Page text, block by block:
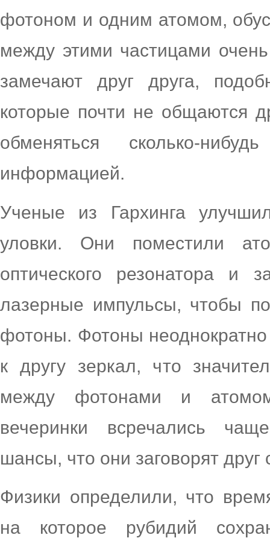
фотоном и одним атомом,
между этими частицами
замечают друг друга,
которые почти не общаются
обменяться сколько-
информацией.
Ученые из Гархинга
уловки. Они поместили
оптического резонатора и
лазерные импульсы, чтобы
фотоны. Фотоны
к другу зеркал, что
между фотонами и
вечеринки всречались
шансы, что они заговорят друг
Физики определили, что
на которое рубидий